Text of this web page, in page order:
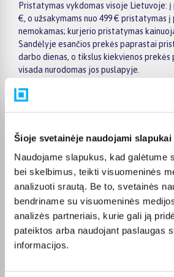
Šioje svetainėje naudojami slapukai
Naudojame slapukus, kad galėtume
bei skelbimus, teikti visuomeninės
analizuoti srautą. Be to, svetainės
bendriname su visuomeninės
analizės partneriais, kurie gali ją
pateiktos arba naudojant paslaugas
informacijos.
Pristatymas vykdomas visoje Lietuvoje: į
€, o užsakymams nuo 499 € pristatymas
nemokamas; kurjerio pristatymas
Sandėlyje esančios prekės paprastai
darbo dienas, o tikslus kiekvienos
visada nurodomas jos puslapyje.
Pasirinktą prekę iš Biggrill kategorijos
nurodytą terminą. Jei patogiau
Pirkėjų atsiliepimai
Patvirtintas pirkėjas